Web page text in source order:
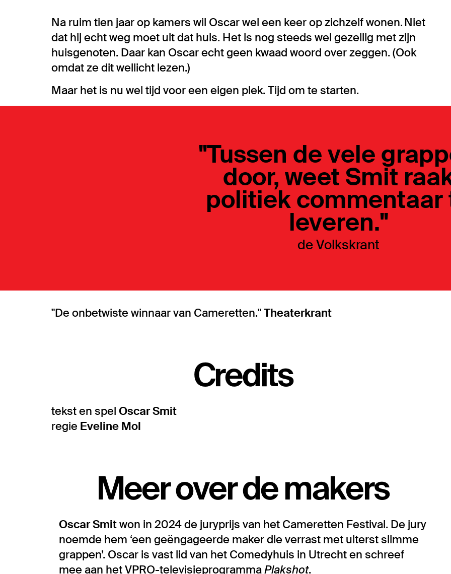
Na ruim tien jaar op kamers wil Oscar wel een keer op zichzelf wonen. Niet
dat hij echt weg moet uit dat huis. Het is nog steeds wel gezellig met zijn
huisgenoten. Daar kan Oscar echt geen kwaad woord over zeggen. (Ook
omdat ze dit wellicht lezen.)
Maar het is nu wel tijd voor een eigen plek. Tijd om te starten.
"Tussen de vele
door, weet Smit
politiek commentaar
leveren."
de Volkskrant
"De onbetwiste winnaar van Cameretten."Theaterkrant
Credits
tekst en spel Oscar Smit
regie Eveline Mol
Meer over de makers
Oscar Smitwon in 2024 de juryprijs van het Cameretten Festival. De jury
noemde hem ‘een geëngageerde maker die verrast met uiterst slimme
grappen’. Oscar is vast lid van het Comedyhuis in Utrecht en schreef
mee aan het VPRO-televisieprogrammaPlakshot.